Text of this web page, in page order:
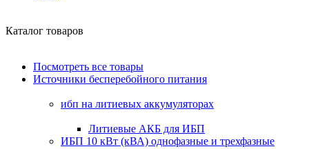
Каталог товаров
Посмотреть все товары
Источники бесперебойного питания
ибп на литиевых аккумуляторах
Литиевые АКБ для ИБП
ИБП 10 кВт (кВА) однофазные и трехфазные